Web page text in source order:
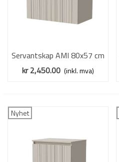
Servantskap AMI 80x57 cm
- cashmere - 2 dører
kr 2,450.00 (inkl. mva)
Nyhet